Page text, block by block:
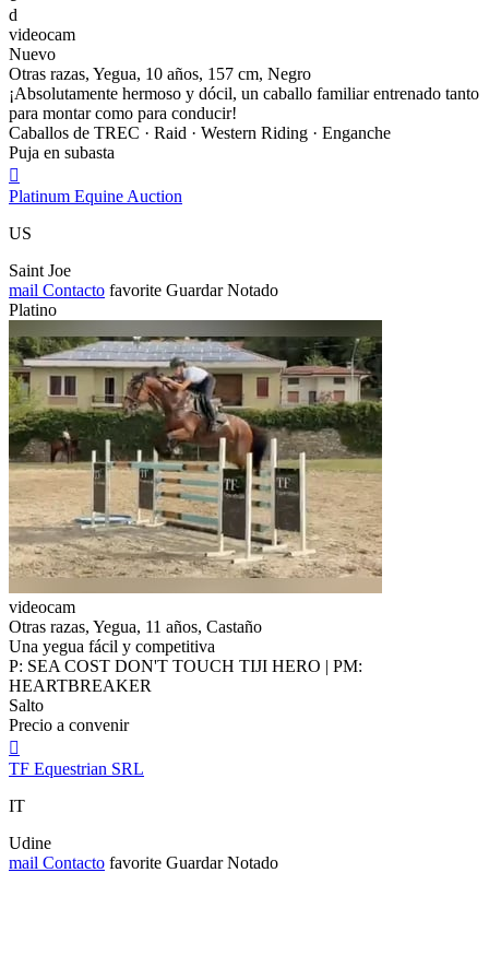
d
videocam
Nuevo
Otras razas, Yegua, 10 años, 157 cm, Negro
¡Absolutamente hermoso y dócil, un caballo familiar entrenado tanto
para montar como para conducir!
Caballos de TREC · Raid · Western Riding · Enganche
Puja en subasta

Platinum Equine Auction
US
Saint Joe
mail Contacto favorite Guardar Notado
Platino
videocam
Otras razas, Yegua, 11 años, Castaño
Una yegua fácil y competitiva
P: SEA COST DON'T TOUCH TIJI HERO | PM:
HEARTBREAKER
Salto
Precio a convenir

TF Equestrian SRL
IT
Udine
mail Contacto favorite Guardar Notado